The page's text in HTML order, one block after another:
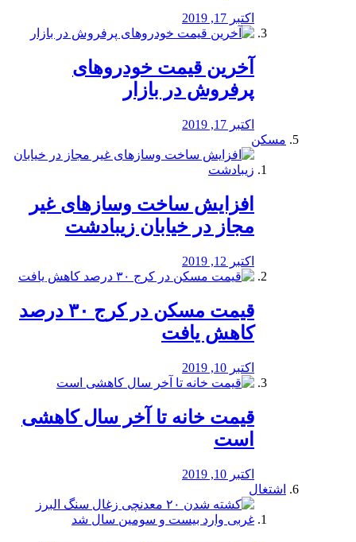
اکتبر 17, 2019
آخرین قیمت خودرو‌های
پرفروش در بازار
اکتبر 17, 2019
مسکن
افزایش ساخت وسازهای غیر
مجاز در خیابان زیبادشت
اکتبر 12, 2019
️قیمت مسکن در کرج ۳۰ درصد
کاهش یافت
اکتبر 10, 2019
قیمت خانه تا آخر سال کاهشی
است
اکتبر 10, 2019
اشتغال